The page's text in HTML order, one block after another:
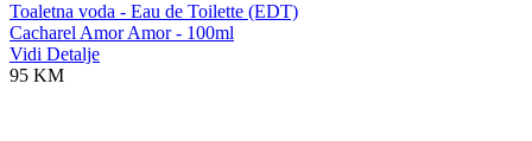
Toaletna voda - Eau de Toilette (EDT)
Cacharel Amor Amor - 100ml
Vidi Detalje
95 KM